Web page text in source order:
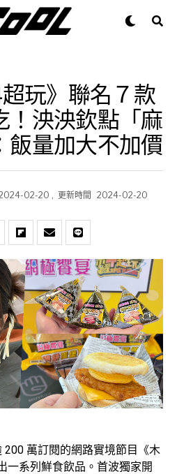
超玩》聯名７款
！泱泱欽點「麻
飯量加大不加價
02-20 , 更新時間 2024-02-20
萬訂閱的網路實境節目《木
一系列鮮食飲品。首波獨家開